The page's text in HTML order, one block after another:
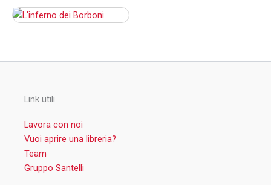
Link utili
Lavora con noi
Vuoi aprire una libreria?
Team
Gruppo Santelli